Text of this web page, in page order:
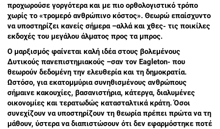
προχωρούσε γοργότερα και με πιο ορθολογιστικό τρόπο
χωρίς το «τρομερό ανθρώπινο κόστος». Θεωρώ επαίσχυντο
να υποστηρίζει κανείς σήμερα –αλλά και χθες- τις ποικίλες
εκδοχές του μεγάλου άλματος προς τα μπρος.
Ο μαρξισμός φαίνεται καλή ιδέα στους βολεμένους
Δυτικούς πανεπιστημιακούς –σαν τον Eagleton- που
θεωρούν δεδομένη την ελευθερία και τη δημοκρατία.
Ωστόσο, για εκατομμύρια συνηθισμένους ανθρώπους
σήμαινε κακουχίες, βασανιστήρια, κάτεργα, διαλυμένες
οικονομίες και τερατωδώς κατασταλτικά κράτη. Όσοι
συνεχίζουν να υποστηρίζουν τη θεωρία πρέπει πρώτα να τη
μάθουν, ύστερα να διαπιστώσουν ότι δεν εφαρμόστηκε ποτέ